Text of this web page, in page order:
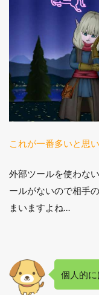
これが一番多いと思
外部ツールを使わな
ールがないので相手
まいますよね…
個人的